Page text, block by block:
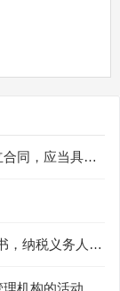
同，应当具有
，纳税义务人最
机构的活动进